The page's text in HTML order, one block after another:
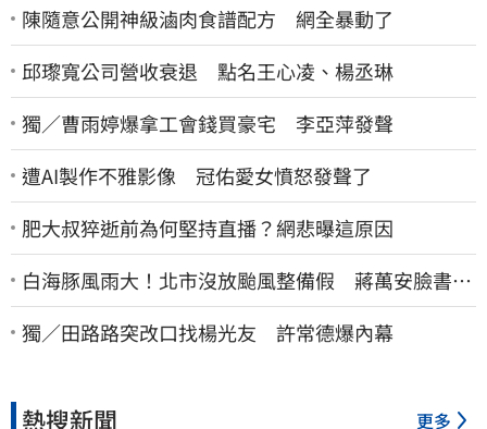
陳隨意公開神級滷肉食譜配方 網全暴動了
邱瓈寬公司營收衰退 點名王心凌、楊丞琳
獨／曹雨婷爆拿工會錢買豪宅 李亞萍發聲
遭AI製作不雅影像 冠佑愛女憤怒發聲了
肥大叔猝逝前為何堅持直播？網悲曝這原因
白海豚風雨大！北市沒放颱風整備假 蔣萬安臉書遭
網友灌爆：標準在哪？
獨／田路路突改口找楊光友 許常德爆內幕
熱搜新聞 更多